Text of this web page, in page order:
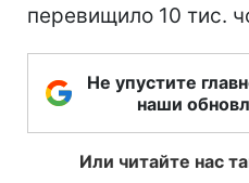
перевищило 10 тис.
Не упустите
наши
Или читайте нас